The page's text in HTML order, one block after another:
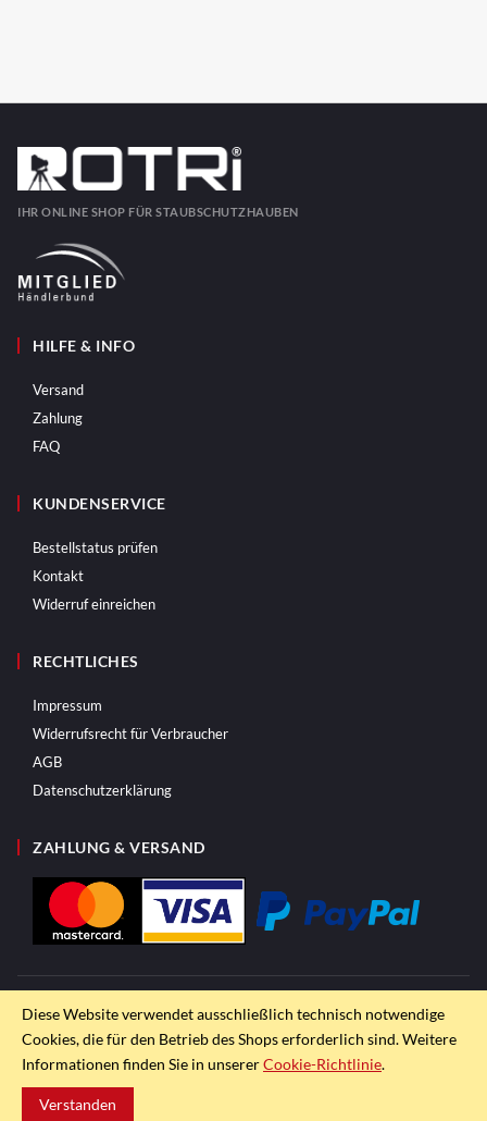
Diese Website verwendet ausschließlich technisch notwendige
Cookies, die für den Betrieb des Shops erforderlich sind. Weitere
Informationen finden Sie in unsererCookie-Richtlinie.
Verstanden
IHR ONLINE SHOP FÜR STAUBSCHUTZHAUBEN
HILFE & INFO
Versand
Zahlung
FAQ
KUNDENSERVICE
Bestellstatus prüfen
Kontakt
Widerruf einreichen
RECHTLICHES
Impressum
Widerrufsrecht für Verbraucher
AGB
Datenschutzerklärung
ZAHLUNG & VERSAND